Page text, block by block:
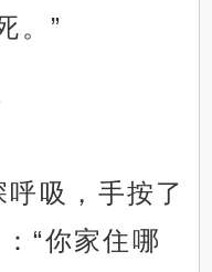
。”
吸，手按了
“你家住哪